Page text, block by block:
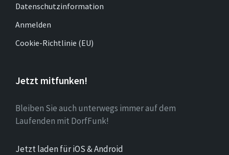
Datenschutzinformation
Anmelden
Cookie-Richtlinie (EU)
Jetzt mitfunken!
Bleiben Sie auch unterwegs immer auf dem
Laufenden mit DorfFunk!
Jetzt laden für iOS & Android